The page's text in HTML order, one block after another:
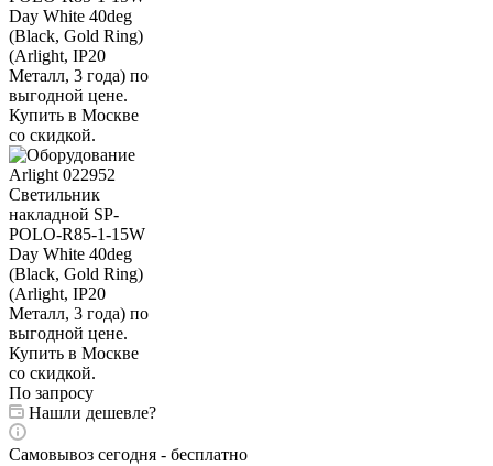
По запросу
Нашли дешевле?
Самовывоз сегодня - бесплатно